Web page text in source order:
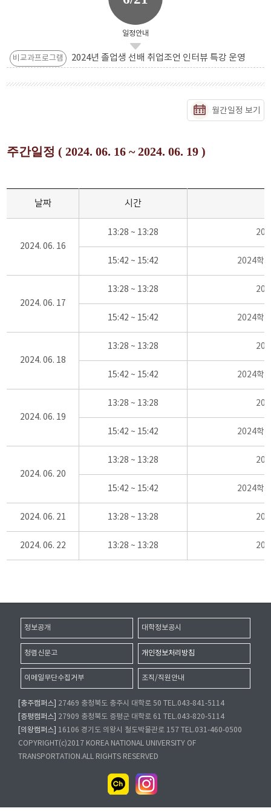
일정안내
비교과프로그램 2024년 졸업생 선배 취업조언 인터뷰 특강 운영
월간일정 보기
주간일정 ( 2024. 06. 16 ~ 2024. 06. 19 )
날짜 시간
2024. 06. 16
13:28 ~ 13:28
15:42 ~ 15:42 2024학
2024. 06. 17
13:28 ~ 13:28
15:42 ~ 15:42 2024학
2024. 06. 18
13:28 ~ 13:28
15:42 ~ 15:42 2024학
2024. 06. 19
13:28 ~ 13:28
15:42 ~ 15:42 2024학
2024. 06. 20
13:28 ~ 13:28
15:42 ~ 15:42 2024학
2024. 06. 21 13:28 ~ 13:28
2024. 06. 22 13:28 ~ 13:28
정보공개 대학정보공시
청렴신문고 개인정보처리방침
이메일무단수집거부 조직/직원안내
[충주캠퍼스]
27469 충청북도 충주시 대학로 50 TEL.043-841-5114
[증평캠퍼스]
27909 충청북도 증평군 대학로 61 TEL.043-820-5114
[의왕캠퍼스]
16106 경기도 의왕시 철도박물관로 157 TEL.031-460-0500
COPYRIGHT(c)2017 KOREA NATIONAL UNIVERSITY OF
TRANSPORTATION.ALL RIGHTS RESERVED